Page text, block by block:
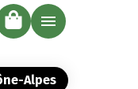
Alpes